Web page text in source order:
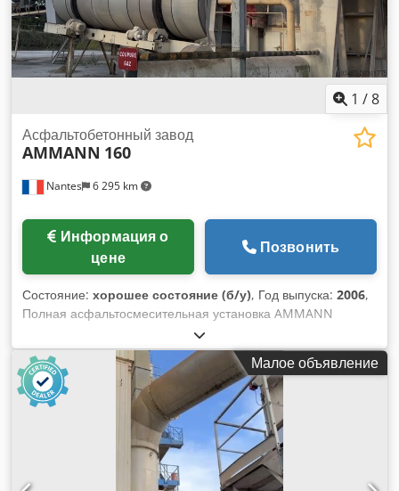
1 /8
Nantes 6 295 km
Асфальтобетонный завод
AMMANN 160
цене
Позвонить
Состояние: хорошее состояние (б/у), Год выпуска: 2006,
Полная асфальтосмесительная установка AMMANN
Chsdpexqpvtsfx Antoa Барабанная сушилка с горелкой:
2006 Фильтр: 2014 Автоматизация ERMIIS: 2013
Производительность: 160 тонн/час Машина находится в
процессе демонтажа
Малое объявление